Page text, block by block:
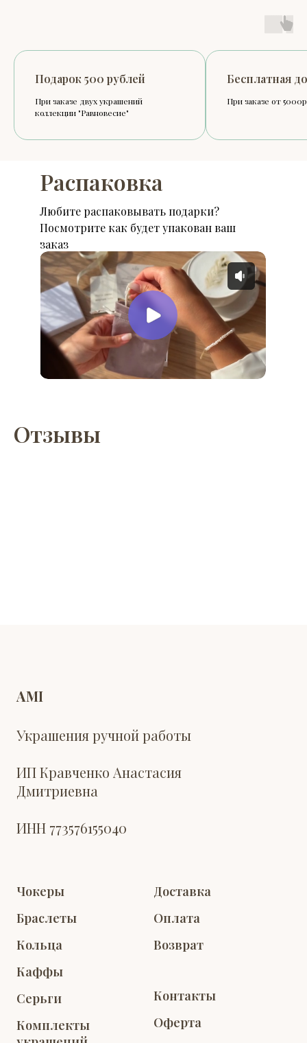
рублей
украшений
Бесплатная доставка
При заказе от 5000р.
Распаковка
Любите распаковывать подарки?
Посмотрите как будет упакован ваш
заказ
Отзывы
AMI
Украшения ручной работы
ИП Кравченко Анастасия
Дмитриевна
ИНН 773576155040
Чокеры
Браслеты
Кольца
Каффы
Серьги
Комплекты
Доставка
Оплата
Возврат
Контакты
Оферта